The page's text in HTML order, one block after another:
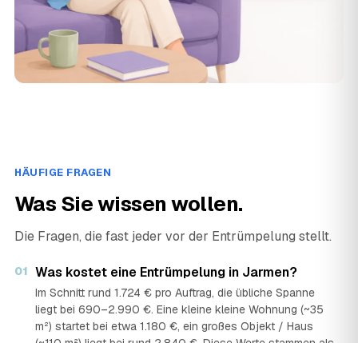
HÄUFIGE FRAGEN
Was Sie wissen wollen.
Die Fragen, die fast jeder vor der Entrümpelung stellt.
01 Was kostet eine Entrümpelung in Jarmen?
Im Schnitt rund 1.724 € pro Auftrag, die übliche Spanne
liegt bei 690–2.990 €. Eine kleine kleine Wohnung (~35
m²) startet bei etwa 1.180 €, ein großes Objekt / Haus